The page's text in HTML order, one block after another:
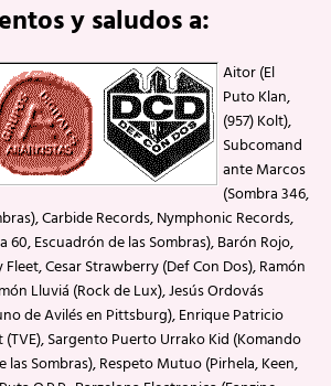
y saludos a:
Aitor (El
Puto Klan,
(957) Kolt),
Subcomand
ante Marcos
(Sombra 346,
Carbide Records, Nymphonic Records,
60, Escuadrón de las Sombras), Barón Rojo,
Cesar Strawberry (Def Con Dos), Ramón
Lluviá (Rock de Lux), Jesús Ordovás
de Avilés en Pittsburg), Enrique Patricio
Sargento Puerto Urrako Kid (Komando
las Sombras), Respeto Mutuo (Pirhela, Keen,